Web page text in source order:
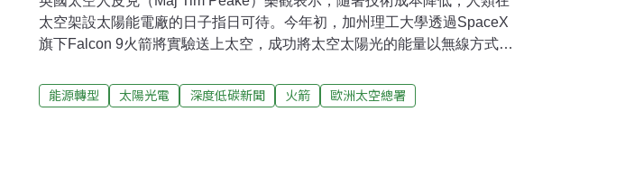
太空架設太陽能電廠的日子指日可待。今年初，加州理工大學透過SpaceX
旗下Falcon 9火箭將實驗送上太空，成功將太空太陽光的能量以無線方式傳
每公斤1000美元或更低，太空太陽能電廠就能具備經濟可行性。太陽光電
最大限制就是陽光。黑夜、陰雨天或霧霾都會令光電廠的經濟效益大幅降
能源轉型 太陽光電 深度低碳新聞 火箭 歐洲太空總署